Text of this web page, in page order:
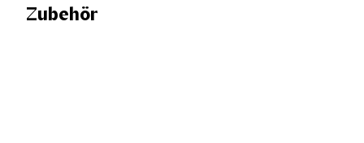
Zubehör